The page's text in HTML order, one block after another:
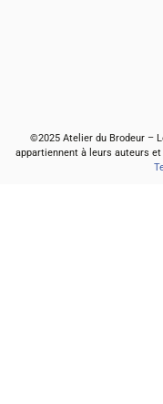
©2025 Atelier du Brodeur –
appartiennent à leurs auteurs